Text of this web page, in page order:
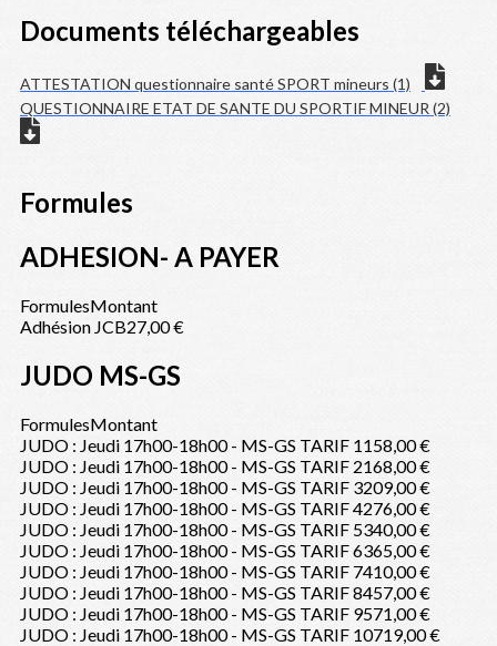
Documents téléchargeables
ATTESTATION questionnaire santé SPORT mineurs (1)
QUESTIONNAIRE ETAT DE SANTE DU SPORTIF MINEUR (2)
Formules
ADHESION- A PAYER
FormulesMontant
Adhésion JCB27,00 €
JUDO MS-GS
FormulesMontant
JUDO : Jeudi 17h00-18h00 - MS-GS TARIF 1158,00 €
JUDO : Jeudi 17h00-18h00 - MS-GS TARIF 2168,00 €
JUDO : Jeudi 17h00-18h00 - MS-GS TARIF 3209,00 €
JUDO : Jeudi 17h00-18h00 - MS-GS TARIF 4276,00 €
JUDO : Jeudi 17h00-18h00 - MS-GS TARIF 5340,00 €
JUDO : Jeudi 17h00-18h00 - MS-GS TARIF 6365,00 €
JUDO : Jeudi 17h00-18h00 - MS-GS TARIF 7410,00 €
JUDO : Jeudi 17h00-18h00 - MS-GS TARIF 8457,00 €
JUDO : Jeudi 17h00-18h00 - MS-GS TARIF 9571,00 €
JUDO : Jeudi 17h00-18h00 - MS-GS TARIF 10719,00 €